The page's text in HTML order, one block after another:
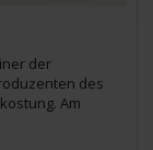
der
des
Am